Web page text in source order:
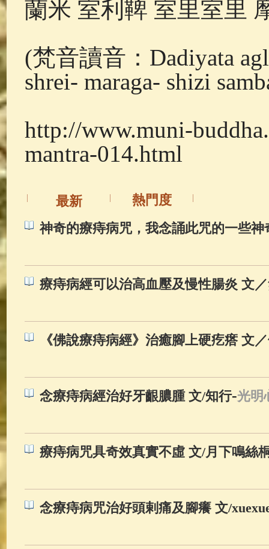
蘭米 室利鞞 室里室里
(梵音讀音：Dadiyata
shrei- maraga- shizi
http://www.muni-
mantra-014.html
最新
熱門度
神奇的療痔病咒，我念誦此咒的一些神
療痔病經可以治高血壓及慢性腸炎 文
《佛說療痔病經》治癒腳上硬疙瘩 文
念療痔病經治好牙齦膿腫 文/知行-光明
療痔病咒具奇效真實不虛 文/月下鳴絲
念療痔病咒治好頭剌痛及腳癢 文/